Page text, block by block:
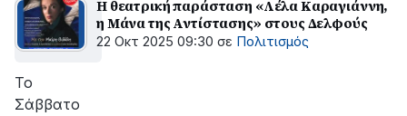
Η θεατρική παράσταση «Λέλα Καραγιάννη,
η Μάνα της Αντίστασης» στους Δελφούς
22 Οκτ 2025 09:30 σε Πολιτισμός
Το
Σάββατο